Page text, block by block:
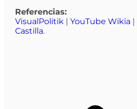
Referencias:
VisualPolitik| YouTube Wikia
Castilla.